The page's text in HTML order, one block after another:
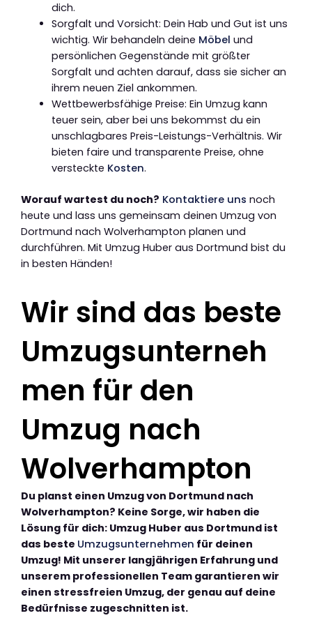
dich.
Sorgfalt und Vorsicht: Dein Hab und Gut ist uns
wichtig. Wir behandeln deine Möbel und
persönlichen Gegenstände mit größter
Sorgfalt und achten darauf, dass sie sicher an
ihrem neuen Ziel ankommen.
Wettbewerbsfähige Preise: Ein Umzug kann
teuer sein, aber bei uns bekommst du ein
unschlagbares Preis-Leistungs-Verhältnis. Wir
bieten faire und transparente Preise, ohne
versteckte Kosten.
Worauf wartest du noch? Kontaktiere uns noch
heute und lass uns gemeinsam deinen Umzug von
Dortmund nach Wolverhampton planen und
durchführen. Mit Umzug Huber aus Dortmund bist du
in besten Händen!
Wir sind das beste
Umzugsunterneh
men für den
Umzug nach
Wolverhampton
Du planst einen Umzug von Dortmund nach
Wolverhampton? Keine Sorge, wir haben die
Lösung für dich: Umzug Huber aus Dortmund ist
das beste Umzugsunternehmen für deinen
Umzug! Mit unserer langjährigen Erfahrung und
unserem professionellen Team garantieren wir
einen stressfreien Umzug, der genau auf deine
Bedürfnisse zugeschnitten ist.